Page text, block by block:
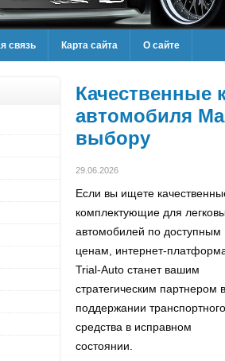
связь Карта сайта О сайте
Качественные
автомобиля
выбору
29.06.2026
Если вы ищете
комплектующие для
автомобилей по доступным
ценам, интернет-
Trial-Auto станет вашим
стратегическим партнером в
поддержании транспортного
средства в исправном
состоянии.